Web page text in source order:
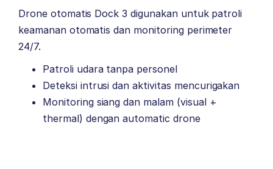
Drone otomatis Dock 3 digunakan untuk patroli
keamanan otomatis dan monitoring perimeter
24/7.
Patroli udara tanpa personel
Deteksi intrusi dan aktivitas mencurigakan
Monitoring siang dan malam (visual +
thermal) dengan automatic drone